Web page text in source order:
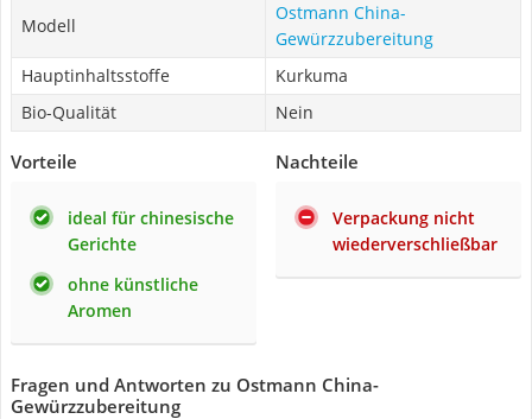
Modell
Ostmann China-
Gewürzzubereitung
Hauptinhaltsstoffe
Kurkuma
Bio-Qualität
Nein
Vorteile
ideal für chinesische
Gerichte
ohne künstliche
Aromen
Nachteile
Verpackung nicht
wiederverschließbar
Fragen und Antworten zu Ostmann China-
Gewürzzubereitung